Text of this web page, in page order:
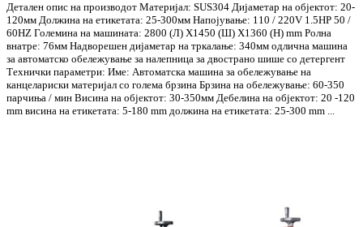
Детален опис на производот Материјал: SUS304 Дијаметар на објектот: 20-
120мм Должина на етикетата: 25-300мм Напојување: 110 / 220V 1.5HP 50 /
60HZ Големина на машината: 2800 (Л) X1450 (Ш) X1360 (H) mm Ролна
внатре: 76мм Надворешен дијаметар на тркалање: 340мм одлична машина
за автоматско обележување за налепница за двострано шише со детергент
Технички параметри: Име: Автоматска машина за обележување на
канцелариски материјал со голема брзина Брзина на обележување: 60-350
парчиња / мин Висина на објектот: 30-350мм Дебелина на објектот: 20 -120
mm висина на етикетата: 5-180 mm должина на етикетата: 25-300 mm ...